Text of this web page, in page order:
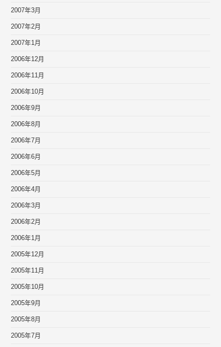
2007年3月
2007年2月
2007年1月
2006年12月
2006年11月
2006年10月
2006年9月
2006年8月
2006年7月
2006年6月
2006年5月
2006年4月
2006年3月
2006年2月
2006年1月
2005年12月
2005年11月
2005年10月
2005年9月
2005年8月
2005年7月